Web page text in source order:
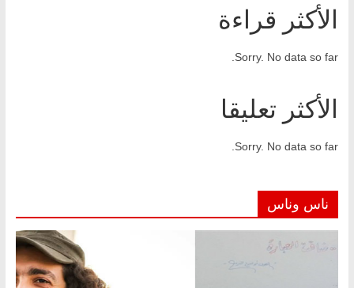
الأكثر قراءة
Sorry. No data so far.
الأكثر تعليقا
Sorry. No data so far.
ناس وناس